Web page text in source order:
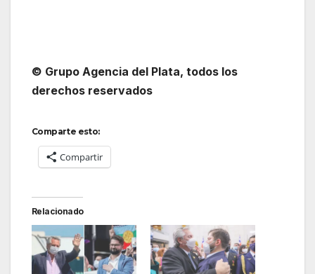
© Grupo Agencia del Plata, todos los
derechos reservados
Comparte esto:
Compartir
Relacionado